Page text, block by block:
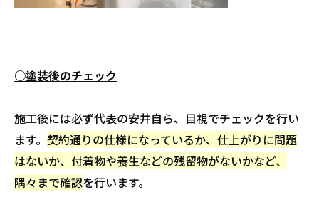
○塗装後のチェック
施工後には必ず代表の安井自ら、目視でチェックを行い
ます。 契約通りの仕様になっているか、仕上がりに問題
はないか、付着物や養生などの残留物がないかなど、
隅々まで確認を行います。